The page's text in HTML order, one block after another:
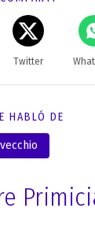
Twitter
HABLÓ DE